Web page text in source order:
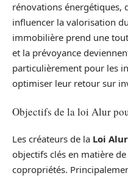
rénovations énergétiques,
influencer la valorisation
immobilière prend une
et la prévoyance
particulièrement pour les
optimiser leur retour sur
Objectifs de la loi Alur
Les créateurs de la Loi Alur
objectifs clés en matière
copropriétés.